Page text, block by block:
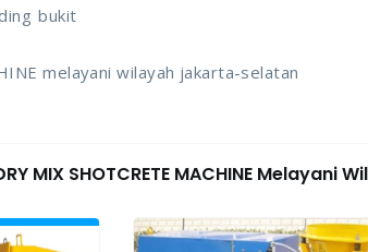
bukit
melayani wilayah jakarta-selatan
MIX SHOTCRETE MACHINE